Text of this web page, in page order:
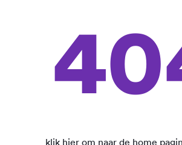
klik hier om naar de home